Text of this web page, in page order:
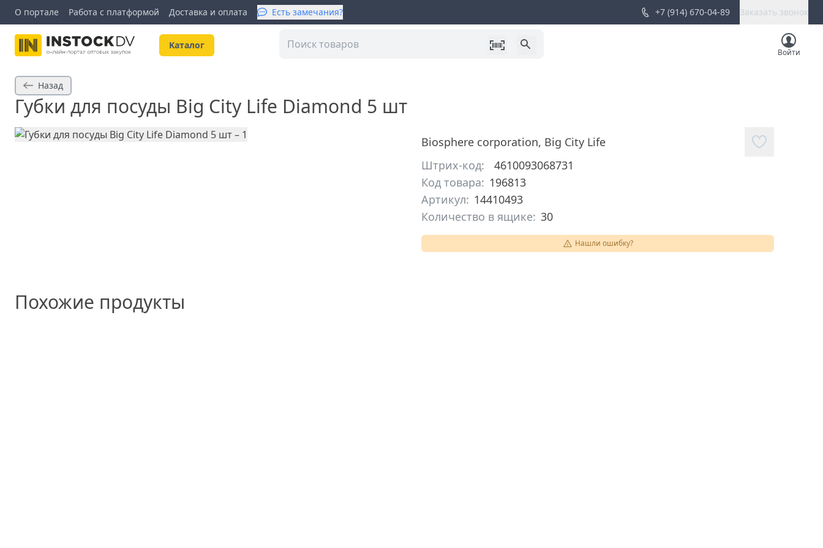
О портале Работа с платформой Доставка и оплата Есть замечания? +7 (914) 670-04-89 Заказать звонок
Kаталог
Войти
Назад
Губки для посуды Big City Life Diamond 5 шт
Biosphere corporation, Big City Life
Штрих-код:
4610093068731
Код товара: 196813
Артикул: 14410493
Количество в ящике: 30
Нашли ошибку?
Похожие продукты